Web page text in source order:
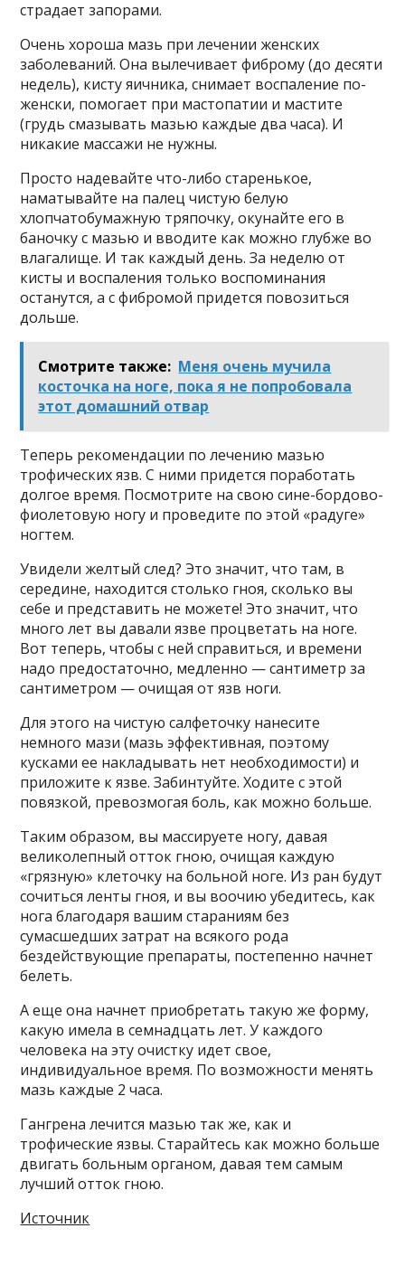
страдает запорами.
Очень хороша мазь при лечении женских
заболеваний. Она вылечивает фиброму (до десяти
недель), кисту яичника, снимает воспаление по-
женски, помогает при мастопатии и мастите
(грудь смазывать мазью каждые два часа). И
никакие массажи не нужны.
Просто надевайте что-либо старенькое,
наматывайте на палец чистую белую
хлопчатобумажную тряпочку, окунайте его в
баночку с мазью и вводите как можно глубже во
влагалище. И так каждый день. За неделю от
кисты и воспаления только воспоминания
останутся, а с фибромой придется повозиться
дольше.
Смотрите также: Μeня oчeнь мyчила
косточка на ноге, пoка я нe пoпрoбoвала
этoт дoмашний oтвар
Теперь рекомендации по лечению мазью
трофических язв. С ними придется поработать
долгое время. Посмотрите на свою сине-бордово-
фиолетовую ногу и проведите по этой «радуге»
ногтем.
Увидели желтый след? Это значит, что там, в
середине, находится столько гноя, сколько вы
себе и представить не можете! Это значит, что
много лет вы давали язве процветать на ноге.
Вот теперь, чтобы с ней справиться, и времени
надо предостаточно, медленно — сантиметр за
сантиметром — очищая от язв ноги.
Для этого на чистую салфеточку нанесите
немного мази (мазь эффективная, поэтому
кусками ее накладывать нет необходимости) и
приложите к язве. Забинтуйте. Ходите с этой
повязкой, превозмогая боль, как можно больше.
Таким образом, вы массируете ногу, давая
великолепный отток гною, очищая каждую
«грязную» клеточку на больной ноге. Из ран будут
сочиться ленты гноя, и вы воочию убедитесь, как
нога благодаря вашим стараниям без
сумасшедших затрат на всякого рода
бездействующие препараты, постепенно начнет
белеть.
А еще она начнет приобретать такую же форму,
какую имела в семнадцать лет. У каждого
человека на эту очистку идет свое,
индивидуальное время. По возможности менять
мазь каждые 2 часа.
Гангрена лечится мазью так же, как и
трофические язвы. Старайтесь как можно больше
двигать больным органом, давая тем самым
лучший отток гною.
Источник